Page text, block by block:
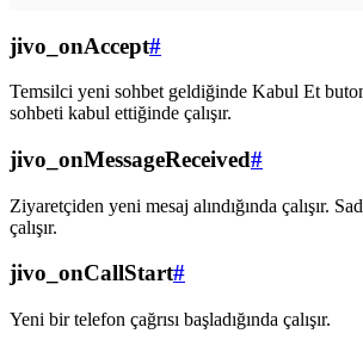
jivo_onAccept#
Temsilci yeni sohbet geldiğinde Kabul Et
sohbeti kabul ettiğinde çalışır.
jivo_onMessageReceived#
Ziyaretçiden yeni mesaj alındığında çalışır.
çalışır.
jivo_onCallStart#
Yeni bir telefon çağrısı başladığında çalışır.